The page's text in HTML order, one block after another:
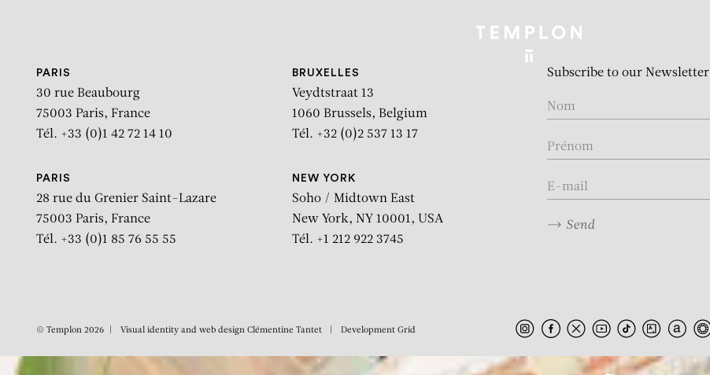
PARIS
30 rue Beaubourg
75003 Paris, France
Tél. +33 (0)1 42 72 14 10
BRUXELLES
Veydtstraat 13
1060 Brussels, Belgium
Tél. +32 (0)2 537 13 17
PARIS
28 rue du Grenier Saint-Lazare
75003 Paris, France
Tél. +33 (0)1 85 76 55 55
NEW YORK
Soho / Midtown East
New York, NY 10001, USA
Tél. +1 212 922 3745
Subscribe to our Newsletter
Send
© Templon 2026 Visual identity and web design Clémentine Tantet Development Grid